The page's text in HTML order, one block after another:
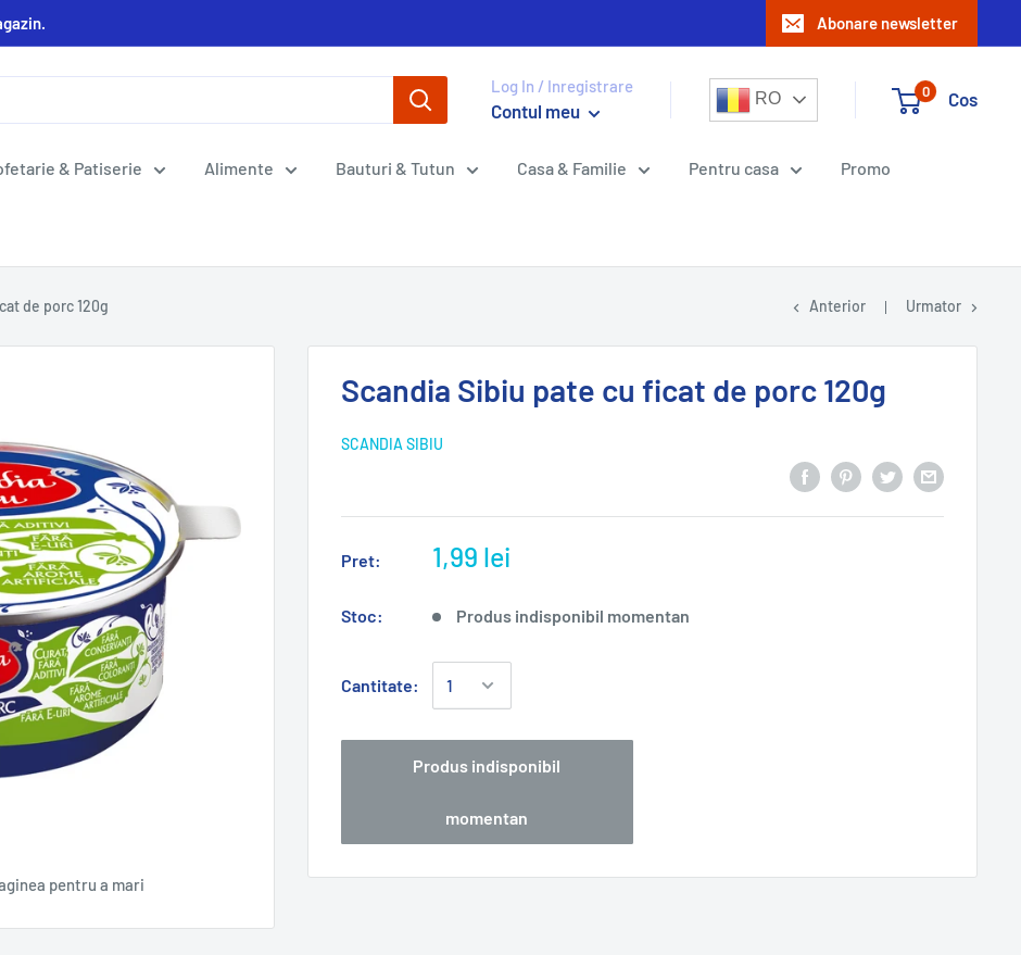
Abonare newsletter
Log In / Inregistrare
Contul meu
RO 0 Cos
& Patiserie Alimente Bauturi & Tutun Casa & Familie Pentru casa Promo
de porc 120g Anterior Urmator
pentru a mari
Scandia Sibiu pate cu ficat de porc 120g
SCANDIA SIBIU
Pret: 1,99 lei
Stoc: Produs indisponibil momentan
Cantitate:
Produs indisponibil
momentan